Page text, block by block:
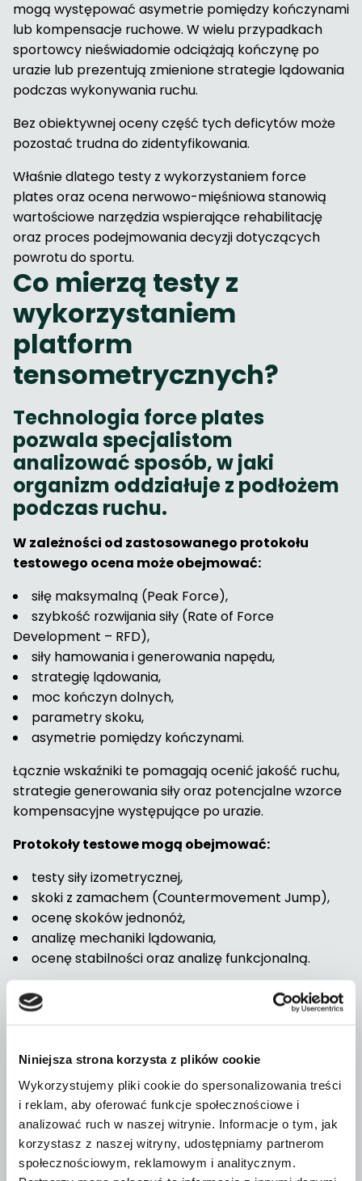
Niniejsza strona korzysta z plików cookie
Wykorzystujemy pliki cookie do spersonalizowania treści
i reklam, aby oferować funkcje społecznościowe i
analizować ruch w naszej witrynie. Informacje o tym, jak
korzystasz z naszej witryny, udostępniamy partnerom
społecznościowym, reklamowym i analitycznym.
mogą występować asymetrie pomiędzy kończynami
lub kompensacje ruchowe. W wielu przypadkach
sportowcy nieświadomie odciążają kończynę po
urazie lub prezentują zmienione strategie lądowania
podczas wykonywania ruchu.
Bez obiektywnej oceny część tych deficytów może
pozostać trudna do zidentyfikowania.
Właśnie dlatego testy z wykorzystaniem force
plates oraz ocena nerwowo-mięśniowa stanowią
wartościowe narzędzia wspierające rehabilitację
oraz proces podejmowania decyzji dotyczących
powrotu do sportu.
Co mierzą testy z
wykorzystaniem
platform
tensometrycznych?
Technologia force plates
pozwala specjalistom
analizować sposób, w jaki
organizm oddziałuje z podłożem
podczas ruchu.
W zależności od zastosowanego protokołu
testowego ocena może obejmować:
siłę maksymalną (Peak Force),
szybkość rozwijania siły (Rate of Force
Development – RFD),
siły hamowania i generowania napędu,
strategię lądowania,
moc kończyn dolnych,
parametry skoku,
asymetrie pomiędzy kończynami.
Łącznie wskaźniki te pomagają ocenić jakość ruchu,
strategie generowania siły oraz potencjalne wzorce
kompensacyjne występujące po urazie.
Protokoły testowe mogą obejmować:
testy siły izometrycznej,
skoki z zamachem (Countermovement Jump),
ocenę skoków jednonóż,
analizę mechaniki lądowania,
ocenę stabilności oraz analizę funkcjonalną.
Proces testowania jest zawsze dostosowywany do
sportowca, historii urazu oraz etapu rehabilitacji.
testów powrotu do
sportu?
Choć testy z wykorzystaniem force plates
najczęściej kojarzone są ze sportem wyczynowym,